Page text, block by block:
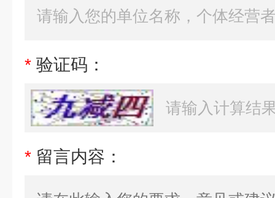
* 验证码：
* 留言内容：